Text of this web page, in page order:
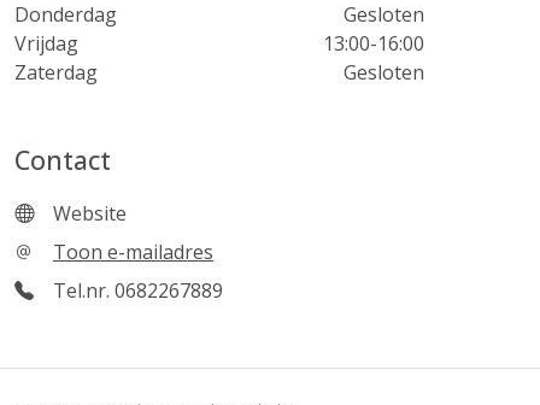
Donderdag
Gesloten
Vrijdag
13:00-16:00
Zaterdag
Gesloten
Contact
Website
Toon e-mailadres
Tel.nr. 0682267889